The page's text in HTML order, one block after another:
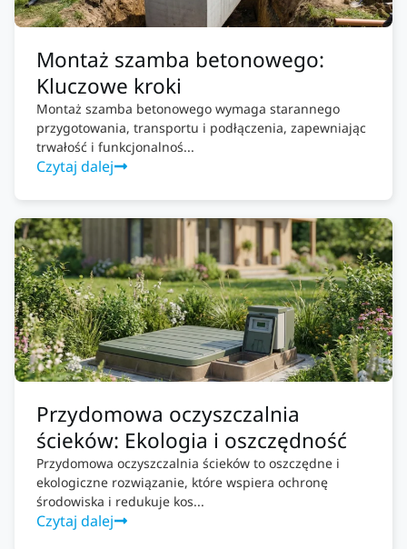
Montaż szamba betonowego:
Kluczowe kroki
Montaż szamba betonowego wymaga starannego
przygotowania, transportu i podłączenia, zapewniając
trwałość i funkcjonalnoś...
Czytaj dalej
Przydomowa oczyszczalnia
ścieków: Ekologia i oszczędność
Przydomowa oczyszczalnia ścieków to oszczędne i
ekologiczne rozwiązanie, które wspiera ochronę
środowiska i redukuje kos...
Czytaj dalej